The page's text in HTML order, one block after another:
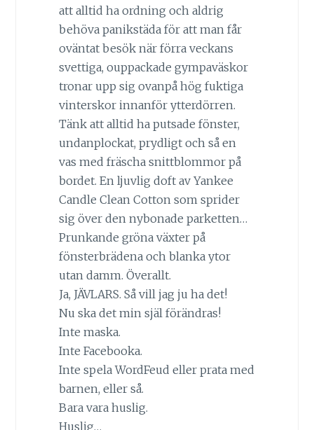
att alltid ha ordning och aldrig
behöva panikstäda för att man får
oväntat besök när förra veckans
svettiga, ouppackade gympaväskor
tronar upp sig ovanpå hög fuktiga
vinterskor innanför ytterdörren.
Tänk att alltid ha putsade fönster,
undanplockat, prydligt och så en
vas med fräscha snittblommor på
bordet. En ljuvlig doft av Yankee
Candle Clean Cotton som sprider
sig över den nybonade parketten…
Prunkande gröna växter på
fönsterbrädena och blanka ytor
utan damm. Överallt.
Ja, JÄVLARS. Så vill jag ju ha det!
Nu ska det min själ förändras!
Inte maska.
Inte Facebooka.
Inte spela WordFeud eller prata med
barnen, eller så.
Bara vara huslig.
Huslig…